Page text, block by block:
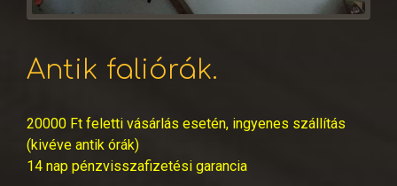
Antik faliórák.
20000 Ft feletti vásárlás esetén, ingyenes szállítás
(kivéve antik órák)
14 nap pénzvisszafizetési garancia